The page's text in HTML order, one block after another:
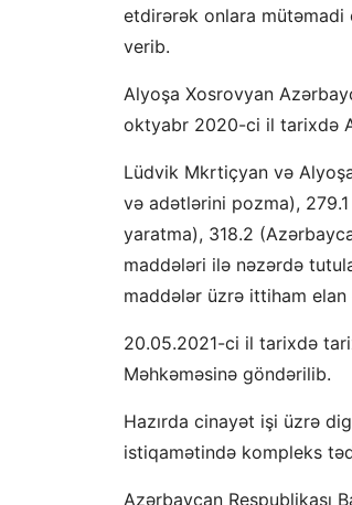
etdirərək onlara
verib.
Alyoşa Xosrovyan
oktyabr 2020-ci il tarixdə
Lüdvik Mkrtiçyan və
və adətlərini pozma),
yaratma), 318.2
maddələri ilə nəzərdə
maddələr üzrə ittiham
20.05.2021-ci il tarixdə
Məhkəməsinə göndərilib.
Hazırda cinayət işi üzrə
istiqamətində kompleks
Azərbaycan Respublikası